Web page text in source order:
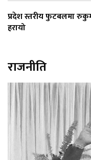
प्रदेश स्तरीय फुटबलमा
हरायो
राजनीति